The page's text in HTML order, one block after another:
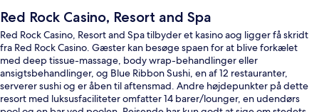
Red Rock Casino, Resort and Spa
Red Rock Casino, Resort and Spa tilbyder et kasino aog ligger få skridt
fra Red Rock Casino. Gæster kan besøge spaen for at blive forkælet
med deep tissue-massage, body wrap-behandlinger eller
ansigtsbehandlinger, og Blue Ribbon Sushi, en af 12 restauranter,
serverer sushi og er åben til aftensmad. Andre højdepunkter på dette
resort med luksusfaciliteter omfatter 14 barer/lounger, en udendørs